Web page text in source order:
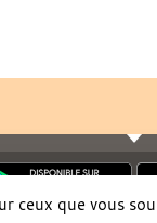
ceux que vous